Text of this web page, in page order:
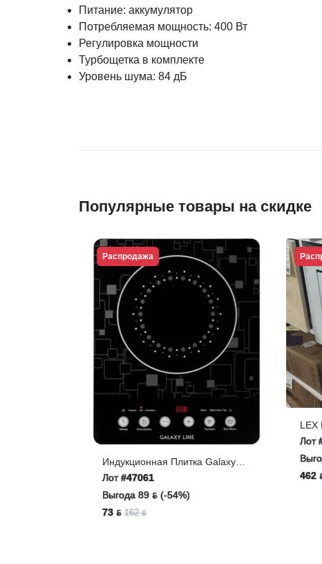
Питание: аккумулятор
Потребляемая мощность: 400 Вт
Регулировка мощности
Турбощетка в комплекте
Уровень шума: 84 дБ
Популярные товары на скидке
Распродажа
Индукционная Плитка Galaxy
LINE GL 3067, Черный
Лот#47061
Выгода 89 ƃ (-54%)
73 ƃ 162 ƃ
LEX
Лот
462 ƃ